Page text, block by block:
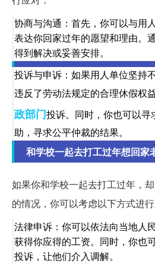
协商与沟通：首先，你可以与用
表达你回家过年的愿望和理由。
得到解决或妥善安排。
投诉与申诉：如果用人单位坚持
违反了劳动法规定的合理休假权
政部门投诉。同时，你也可以
助，寻求公平仲裁的结果。
和学校一起去打工过年想回家
如果你和学校一起去打工过年，
的情况，你可以考虑以下方式进行
法律申诉：你可以依法向当地人
获得你应得的工资。同时，你也
投诉，让他们介入调解。